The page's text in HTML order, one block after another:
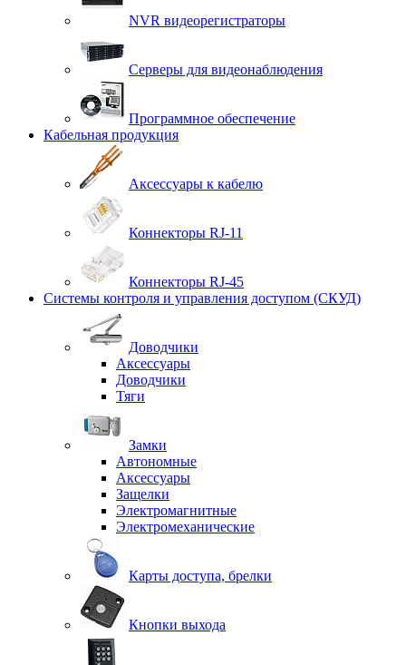
NVR видеорегистраторы
Серверы для видеонаблюдения
Программное обеспечение
Кабельная продукция
Аксессуары к кабелю
Коннекторы RJ-11
Коннекторы RJ-45
Системы контроля и управления доступом (СКУД)
Доводчики
Аксессуары
Доводчики
Тяги
Замки
Автономные
Аксессуары
Защелки
Электромагнитные
Электромеханические
Карты доступа, брелки
Кнопки выхода